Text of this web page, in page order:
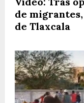
de
de Tlaxcala